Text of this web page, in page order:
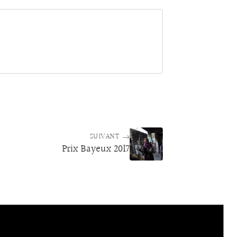
SUIVANT →
Prix Bayeux 2017